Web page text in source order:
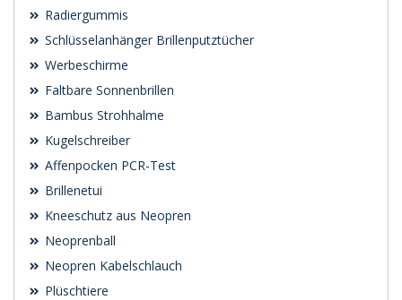
Radiergummis
Schlüsselanhänger Brillenputztücher
Werbeschirme
Faltbare Sonnenbrillen
Bambus Strohhalme
Kugelschreiber
Affenpocken PCR-Test
Brillenetui
Kneeschutz aus Neopren
Neoprenball
Neopren Kabelschlauch
Plüschtiere